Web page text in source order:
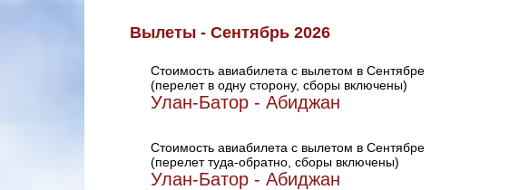
Вылеты - Сентябрь 2026
Стоимость авиабилета с вылетом в Сентябре
(перелет в одну сторону, сборы включены)
Улан-Батор - Абиджан
Стоимость авиабилета с вылетом в Сентябре
(перелет туда-обратно, сборы включены)
Улан-Батор - Абиджан